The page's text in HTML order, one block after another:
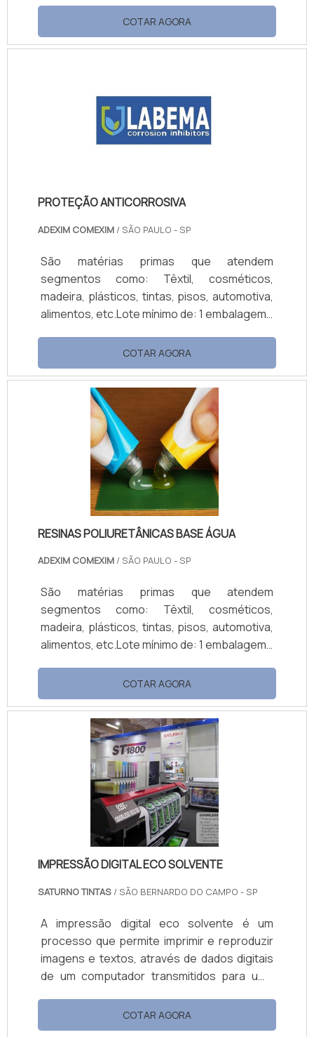
diferenciais em relação a tintas comuns,
como: Alta resistência à ação de produtos
químicos e umidade. Durabilidade e qualidade.
catalisadorPor tratar-se de uma tinta com
resistência elevada, é necessário o uso de
catalisador p.
COTAR AGORA
PROTEÇÃO ANTICORROSIVA
ADEXIM COMEXIM / SÃO PAULO - SP
São matérias primas que atendem
segmentos como: Têxtil, cosméticos,
madeira, plásticos, tintas, pisos, automotiva,
alimentos, etc.Lote mínimo de: 1 embalagem -
anticorrosivoMundialmente a preocupação
com os aspectos da corrosão tem obrigado
às empresas de todas as áreas se
precaverem quanto a essa questão. Além da
corrosão que acontece à longo prazo, com o
passar dos anos, aquela ferrugem que
costuma aparecer ainda na fase inicial de
aplicação e cura, passou a ser també.
COTAR AGORA
RESINAS POLIURETÂNICAS BASE ÁGUA
ADEXIM COMEXIM / SÃO PAULO - SP
São matérias primas que atendem
segmentos como: Têxtil, cosméticos,
madeira, plásticos, tintas, pisos, automotiva,
alimentos, etc.Lote mínimo de: 1 embalagem -
não contém qualquer resíduo de Isocianato
livre residual. Além disso, tem forte apelo
ecológico e são atualmente utilizados em
muitas indústrias de revestimentos, vernizes
onde são capazes de substituir outros
similares de base solvente, que muitas vezes
é um inconveniente, tornando-se uma
COTAR AGORA
IMPRESSÃO DIGITAL ECO SOLVENTE
SATURNO TINTAS / SÃO BERNARDO DO CAMPO - SP
A impressão digital eco solvente é um
processo que permite imprimir e reproduzir
imagens e textos, através de dados digitais
de um computador transmitidos para uma
coisa, dependendo do equipamento e dos
materiais utilizados.Linha digital Solvente;
COTAR AGORA